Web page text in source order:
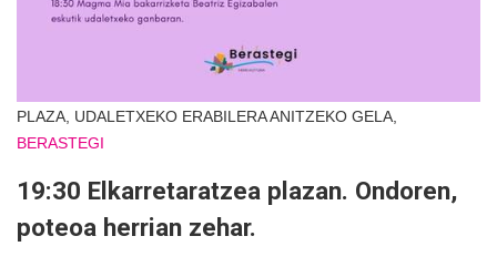
PLAZA, UDALETXEKO ERABILERA ANITZEKO GELA,
BERASTEGI
19:30 Elkarretaratzea plazan. Ondoren,
poteoa herrian zehar.